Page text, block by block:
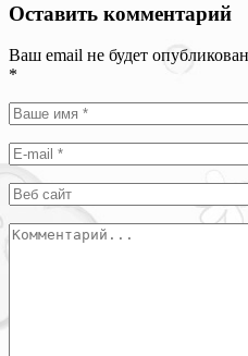
Оставить комментарий
Ваш email не будет
*